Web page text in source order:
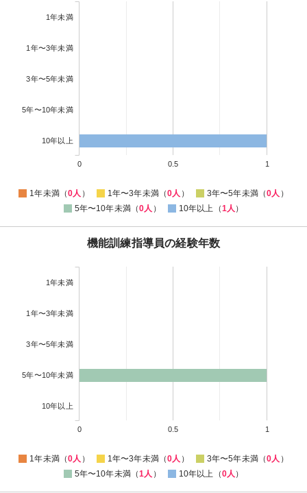
1年未満
1年〜3年未満
3年〜5年未満
5年〜10年未満
10年以上
0 0.5 1
1年未満（0人 ） 1年〜3年未満（0人 ） 3年〜5年未満（0人 ）
5年〜10年未満（0人 ） 10年以上（1人 ）
機能訓練指導員の経験年数
1年未満
1年〜3年未満
3年〜5年未満
5年〜10年未満
10年以上
0 0.5 1
1年未満（0人 ） 1年〜3年未満（0人 ） 3年〜5年未満（0人 ）
5年〜10年未満（1人 ） 10年以上（0人 ）